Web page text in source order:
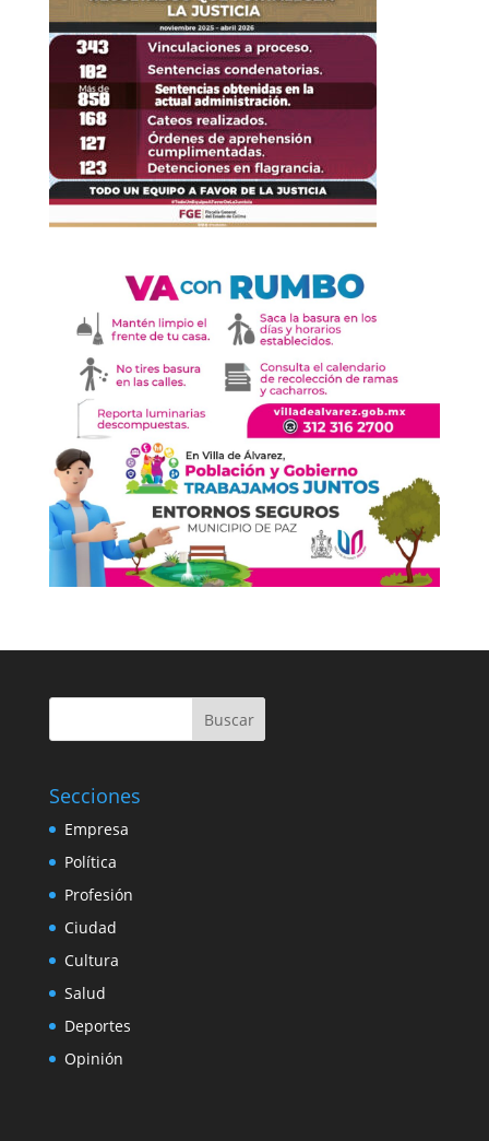
Buscar
Secciones
Empresa
Política
Profesión
Ciudad
Cultura
Salud
Deportes
Opinión